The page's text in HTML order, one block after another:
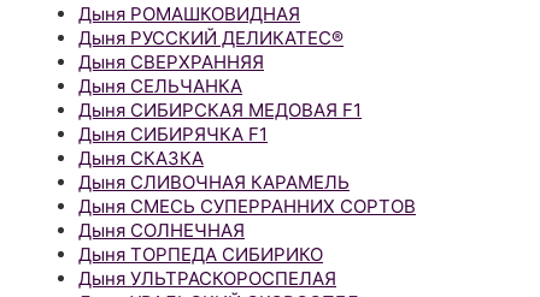
Дыня РОМАШКОВИДНАЯ
Дыня РУССКИЙ ДЕЛИКАТЕС®
Дыня СВЕРХРАННЯЯ
Дыня СЕЛЬЧАНКА
Дыня СИБИРСКАЯ МЕДОВАЯ F1
Дыня СИБИРЯЧКА F1
Дыня СКАЗКА
Дыня СЛИВОЧНАЯ КАРАМЕЛЬ
Дыня СМЕСЬ СУПЕРРАННИХ СОРТОВ
Дыня СОЛНЕЧНАЯ
Дыня ТОРПЕДА СИБИРИКО
Дыня УЛЬТРАСКОРОСПЕЛАЯ